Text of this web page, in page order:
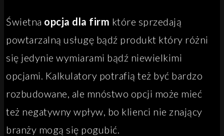
Świetna opcja dla firm które sprzedają
powtarzalną usługę bądź produkt który różni
się jedynie wymiarami bądź niewielkimi
opcjami. Kalkulatory potrafią też być bardzo
rozbudowane, ale mnóstwo opcji może mieć
też negatywny wpływ, bo klienci nie znający
branży mogą się pogubić.